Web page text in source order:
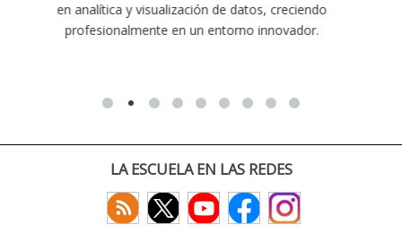
convencido de que elegir teleco ha sido una de las
decisiones que he tomado.
LA ESCUELA EN LAS REDES